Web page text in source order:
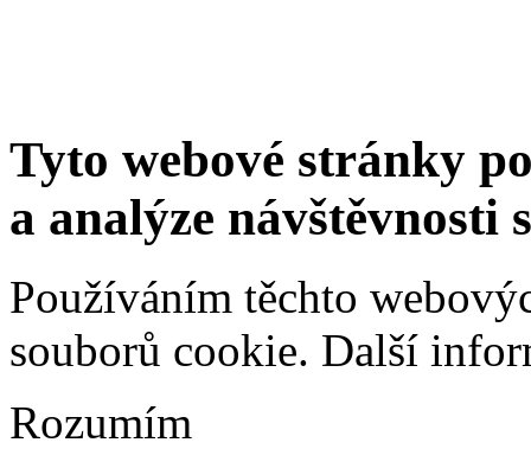
Tyto webové stránky
a analýze návštěvnosti
Používáním těchto
souborů cookie. Další
Rozumím